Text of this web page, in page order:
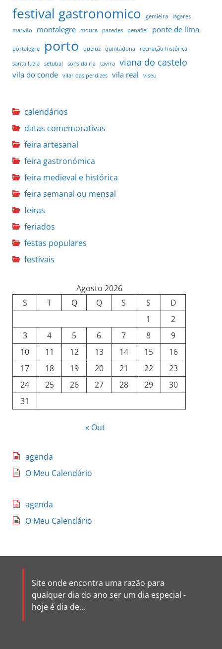
d
o
s
c
n
t
e
ú
d
o
s
festival gastronomico gemieira
lagares
marvão
montalegre moura paredes penafiel ponte de lima
portalegre porto queluz quintadona recriação histórica
santa luzia setubal sons da ria tavira viana do castelo
vila do conde vilar das perdizes vila real viseu
calendários
datas comemorativas
feira artesanal
feira gastronómica
feira medieval e histórica
feira semanal ou mensal
feiras
feriados
festas populares
festivais
Agosto 2026
S
T Q Q S S
D
1
2
3
4 5 6 7 8
9
10
11 12 13 14 15
16
17
18 19 20 21 22
23
24
25 26 27 28 29
30
31
« Out
agenda
O Meu Calendário
agenda
O Meu Calendário
Site onde encontra uma razão para
qualquer dia do ano ser um dia especial -
hoje é dia de...